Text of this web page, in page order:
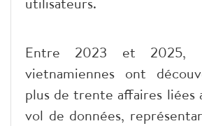
Entre 2023 et 2025,
vietnamiennes ont
plus de trente affaires liées
vol de données,